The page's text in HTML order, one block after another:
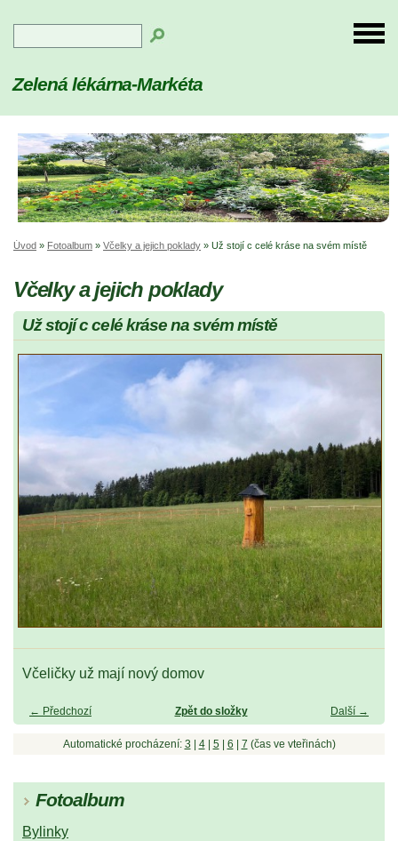
Zelená lékárna-Markéta
Úvod » Fotoalbum » Včelky a jejich poklady » Už stojí c celé kráse na svém místě
Včelky a jejich poklady
Už stojí c celé kráse na svém místě
Včeličky už mají nový domov
← Předchozí Další →
Zpět do složky
Automatické procházení: 3 4| 5| 6 7 (čas ve vteřinách)
Fotoalbum
Bylinky